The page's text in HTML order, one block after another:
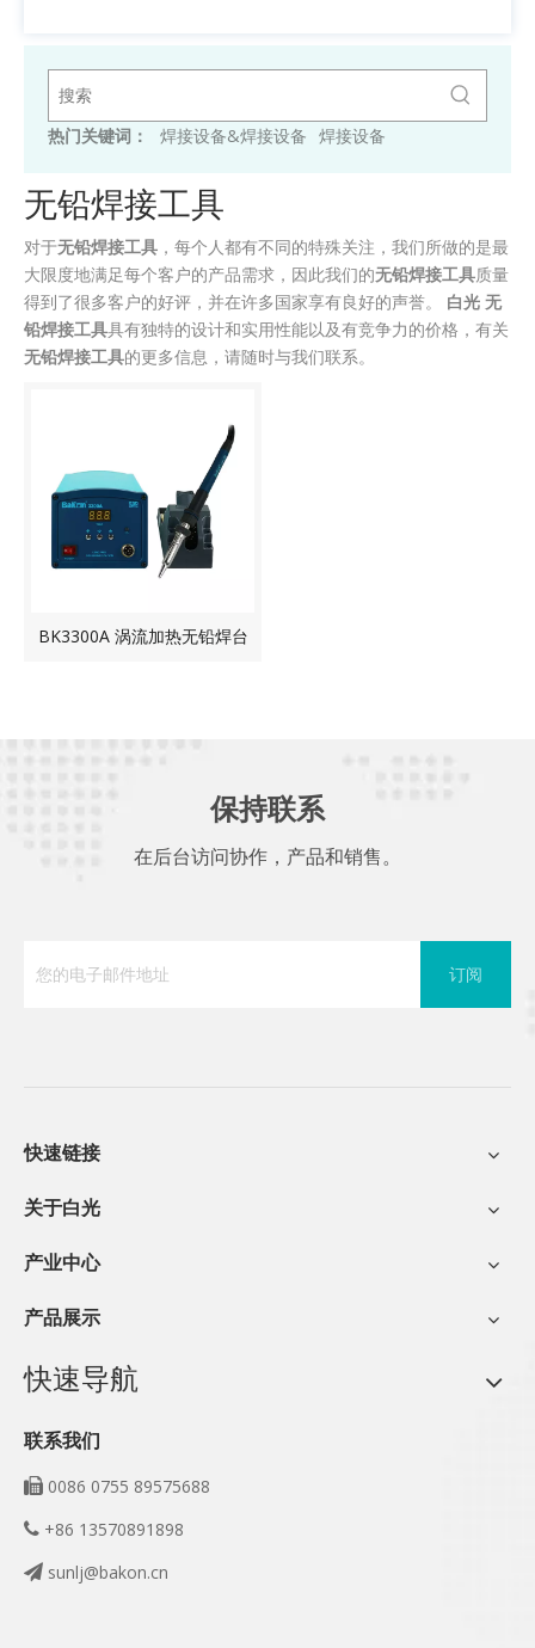
热门关键词： 焊接设备&焊接设备 焊接设备
无铅焊接工具
对于无铅焊接工具 ，每个人都有不同的特殊关注，我们所做的是最
大限度地满足每个客户的产品需求，因此我们的无铅焊接工具质量
得到了很多客户的好评，并在许多国家享有良好的声誉。 白光 无
铅焊接工具具有独特的设计和实用性能以及有竞争力的价格，有关
无铅焊接工具的更多信息，请随时与我们联系。
BK3300A 涡流加热无铅焊台
保持联系
在后台访问协作，产品和销售。
订阅
快速链接
关于白光
产业中心
产品展示
快速导航
联系我们
 0086 0755 89575688
 +86 13570891898
 sunlj@bakon.cn